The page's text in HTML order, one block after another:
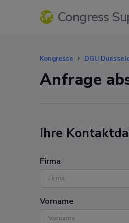
Congress
Kongresse DGU
Anfrage
Ihre
Firma
Vorname